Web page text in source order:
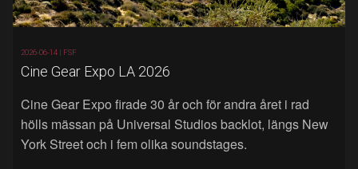
2026-06-14 | FSF
Cine Gear Expo LA 2026
Cine Gear Expo firade 30 år och för andra året i rad
hölls mässan på Universal Studios backlot, längs New
York Street och i fem olika soundstages.